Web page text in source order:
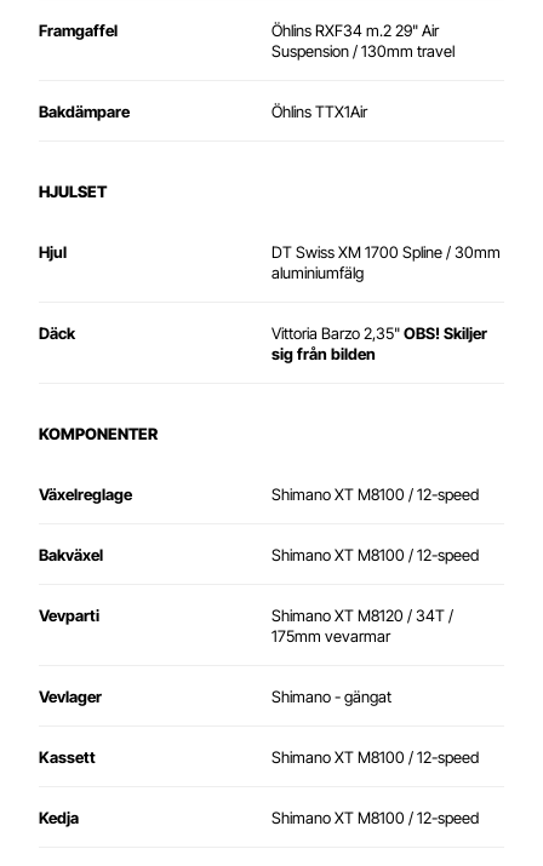
Framgaffel
Öhlins RXF34 m.2 29" Air
Suspension / 130mm travel
Bakdämpare Öhlins TTX1Air
HJULSET
Hjul
DT Swiss XM 1700 Spline / 30mm
aluminiumfälg
Däck Vittoria Barzo 2,35"OBS! Skiljer
sig från bilden
KOMPONENTER
Växelreglage Shimano XT M8100 / 12-speed
Bakväxel Shimano XT M8100 / 12-speed
Vevparti
Shimano XT M8120 / 34T /
175mm vevarmar
Vevlager Shimano - gängat
Kassett Shimano XT M8100 / 12-speed
Kedja Shimano XT M8100 / 12-speed